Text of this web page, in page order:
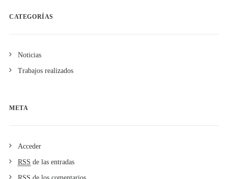
CATEGORÍAS
Noticias
Trabajos realizados
META
Acceder
RSS de las entradas